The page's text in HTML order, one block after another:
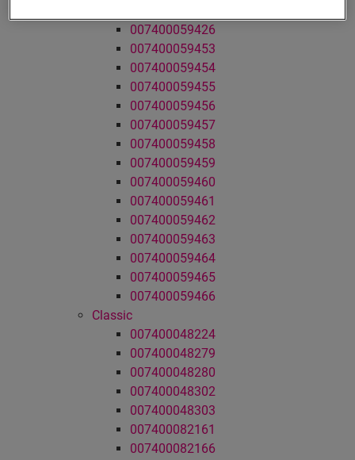
007400059426
007400059453
007400059454
007400059455
007400059456
007400059457
007400059458
007400059459
007400059460
007400059461
007400059462
007400059463
007400059464
007400059465
007400059466
Classic
007400048224
007400048279
007400048280
007400048302
007400048303
007400082161
007400082166